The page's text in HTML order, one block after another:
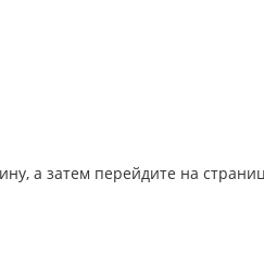
а затем перейдите на